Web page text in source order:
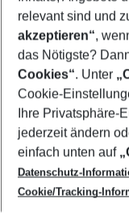
Footer
Footer navigation
Über uns
AGB
Cookie-
Cookie-Richtlinie
Datenschutz
Service & Hilfe
Barrierefreies
Check-in
Folgen Sie uns
relevant sind und
akzeptieren“,
das Nötigste?
Cookies“. Unter
Cookie-
Ihre Privatsphäre-
jederzeit ändern
einfach unten auf
Datenschutz-
Cookie/Tracking-